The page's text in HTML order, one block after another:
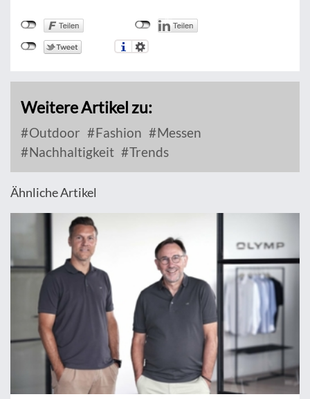
Weitere Artikel zu:
Outdoor Fashion
Messen
Nachhaltigkeit
Trends
Ähnliche Artikel